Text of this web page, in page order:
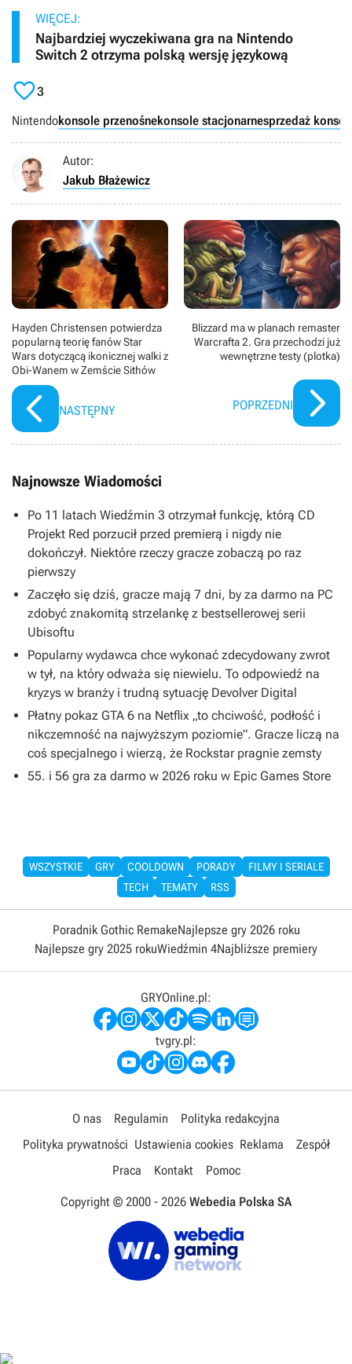
WIĘCEJ:
Najbardziej wyczekiwana gra na Nintendo
Switch 2 otrzyma polską wersję językową
3
Nintendokonsole przenośnekonsole stacjonarnesprzedaż konsol
Autor:
Jakub Błażewicz
Hayden Christensen potwierdza
popularną teorię fanów Star
Wars dotyczącą ikonicznej walki z
Obi-Wanem w Zemście Sithów
NASTĘPNY
Blizzard ma w planach remaster
Warcrafta 2. Gra przechodzi już
wewnętrzne testy (plotka)
POPRZEDNI
Najnowsze Wiadomości
Po 11 latach Wiedźmin 3 otrzymał funkcję, którą CD
Projekt Red porzucił przed premierą i nigdy nie
dokończył. Niektóre rzeczy gracze zobaczą po raz
pierwszy
Zaczęło się dziś, gracze mają 7 dni, by za darmo na PC
zdobyć znakomitą strzelankę z bestsellerowej serii
Ubisoftu
Popularny wydawca chce wykonać zdecydowany zwrot
w tył, na który odważa się niewielu. To odpowiedź na
kryzys w branży i trudną sytuację Devolver Digital
Płatny pokaz GTA 6 na Netflix „to chciwość, podłość i
nikczemność na najwyższym poziomie”. Gracze liczą na
coś specjalnego i wierzą, że Rockstar pragnie zemsty
55. i 56 gra za darmo w 2026 roku w Epic Games Store
WSZYSTKIE GRY COOLDOWN PORADY
FILMY I SERIALE
TECH
TEMATY RSS
Poradnik Gothic RemakeNajlepsze gry 2026 roku
Najlepsze gry 2025 rokuWiedźmin 4Najbliższe premiery
GRYOnline.pl:
tvgry.pl:
O nas Regulamin
Polityka redakcyjna
Polityka prywatności Ustawienia cookies Reklama
Zespół
Praca
Kontakt Pomoc
Copyright © 2000 - 2026 Webedia Polska SA